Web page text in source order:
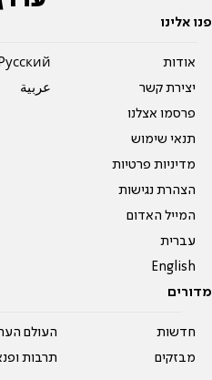
פנו אלינו
אודות
יצירת קשר
פרסמו אצלנו
תנאי שימוש
מדיניות פרטיות
הצהרת נגישות
המייל האדום
עברית
English
Pусский
عربية
מדורים
חדשות
מבזקים
העולם
תרבות